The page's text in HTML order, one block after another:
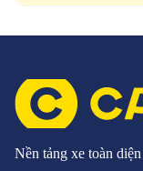
Nền tảng xe toàn